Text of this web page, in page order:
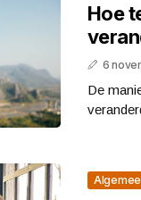
Hoe
6
De